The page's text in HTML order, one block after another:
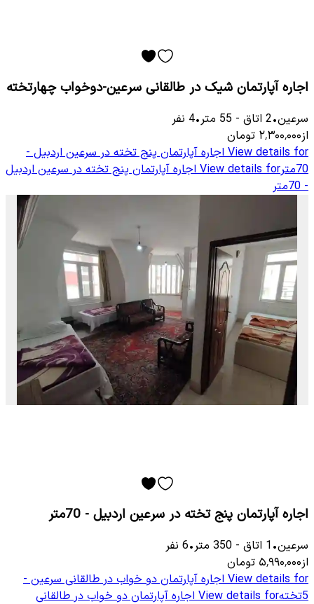
اجاره آپارتمان شیک در طالقانی سرعین-دوخواب چهارتخته
سرعین•
2 اتاق -
55 متر•
4 نفر
از۲٬۳۰۰٬۰۰۰ تومان
View details for اجاره آپارتمان پنج تخته در سرعین اردبیل -
70متر
View details for اجاره آپارتمان پنج تخته در سرعین اردبیل
- 70متر
اجاره آپارتمان پنج تخته در سرعین اردبیل - 70متر
سرعین•
1 اتاق -
350 متر•
6 نفر
از۵٬۹۹۰٬۰۰۰ تومان
View details for اجاره آپارتمان دو خواب در طالقانی سرعین -
5تخته
View details for اجاره آپارتمان دو خواب در طالقانی